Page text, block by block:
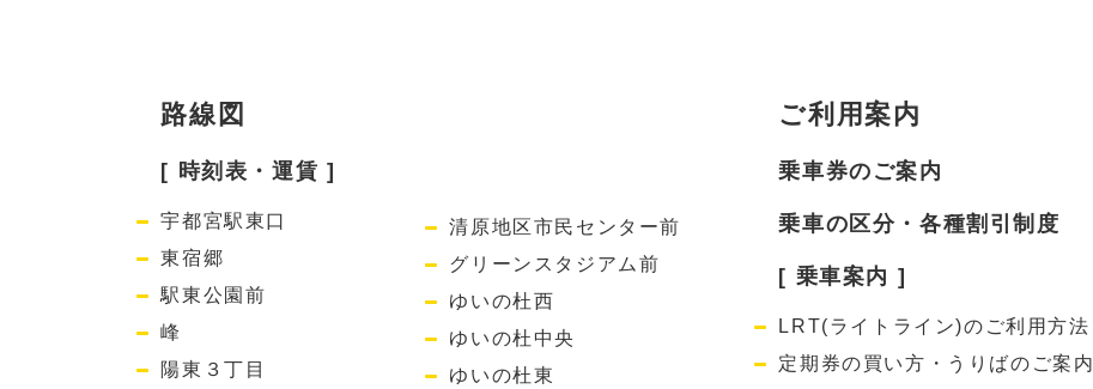
路線図
[ 時刻表・運賃 ]
宇都宮駅東口
東宿郷
駅東公園前
峰
陽東３丁目
清原地区市民センター前
グリーンスタジアム前
ゆいの杜西
ゆいの杜中央
ゆいの杜東
ご利用案内
乗車券のご案内
乗車の区分・各種割引制度
[ 乗車案内 ]
LRT(ライトライン)のご利用方法
定期券の買い方・うりばのご案内